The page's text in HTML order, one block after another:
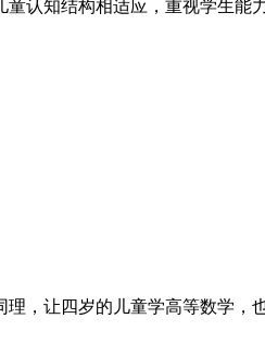
，让四岁的儿童学高等数学，